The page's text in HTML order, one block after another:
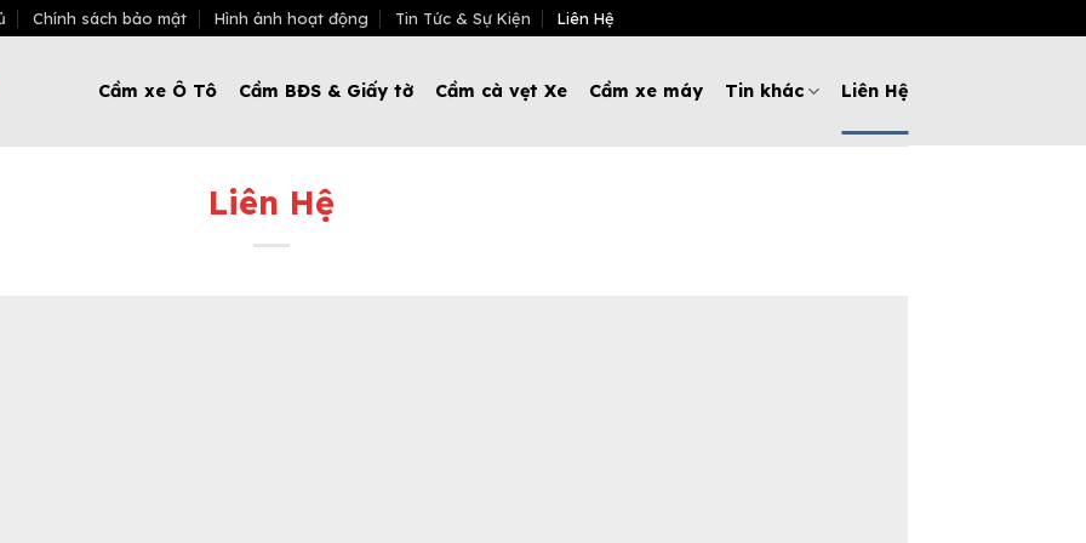
Chính sách bảo mật Hình ảnh hoạt động Tin Tức & Sự Kiện Liên Hệ
Cầm xe Ô Tô Cầm BĐS & Giấy tờ Cầm cà vẹt Xe Cầm xe máy Tin khác Liên Hệ
Liên Hệ